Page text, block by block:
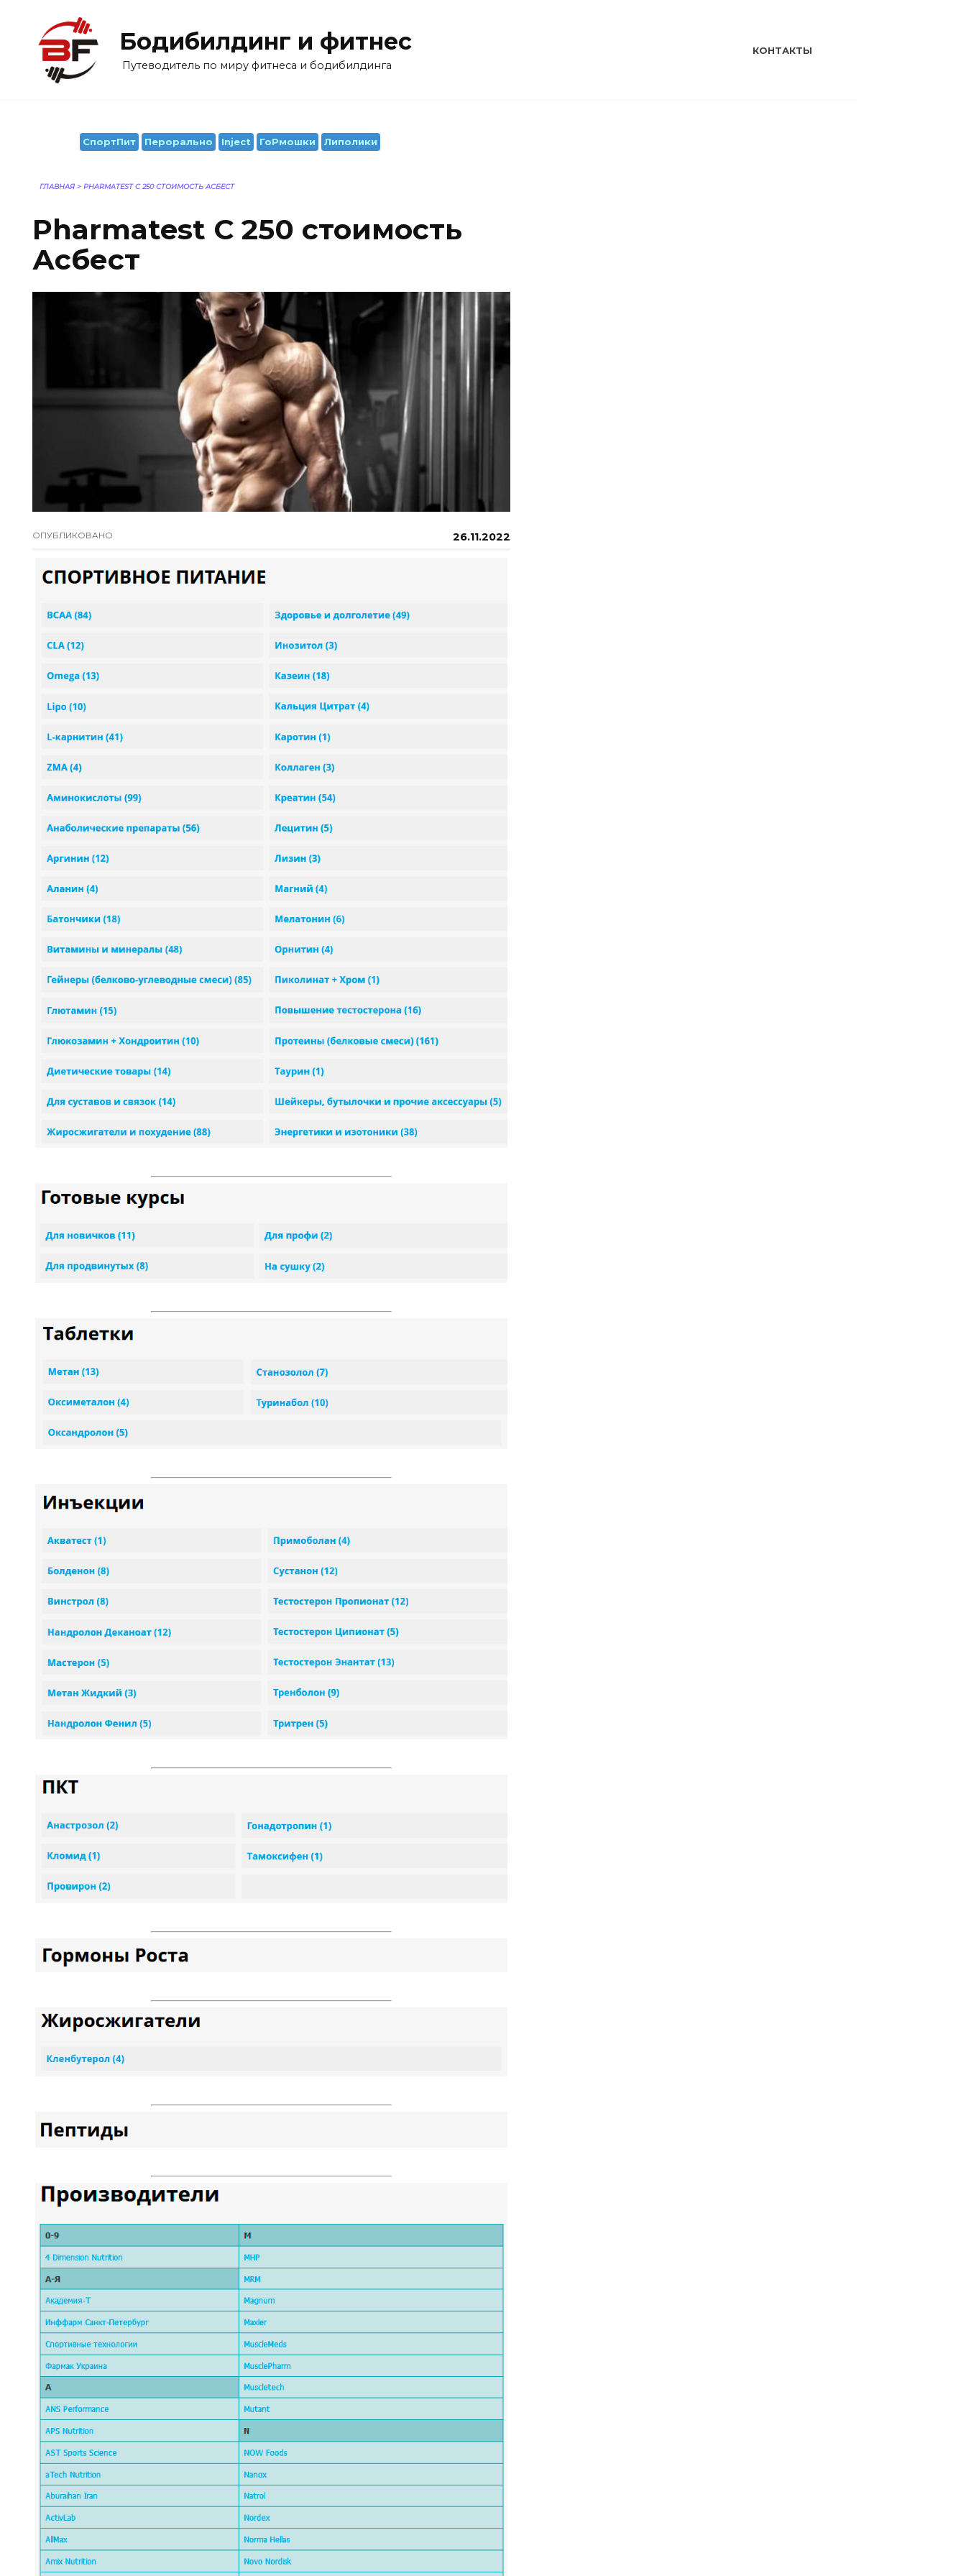
содержанию
Бодибилдинг и фитнес
Путеводитель по миру фитнеса и бодибилдинга
КОНТАКТЫ
СпортПит Перорально Inject ГоРмошки Липолики
ГЛАВНАЯ > PHARMATEST C 250 СТОИМОСТЬ АСБЕСТ
Pharmatest C 250 стоимость
Асбест
ОПУБЛИКОВАНО 26.11.2022